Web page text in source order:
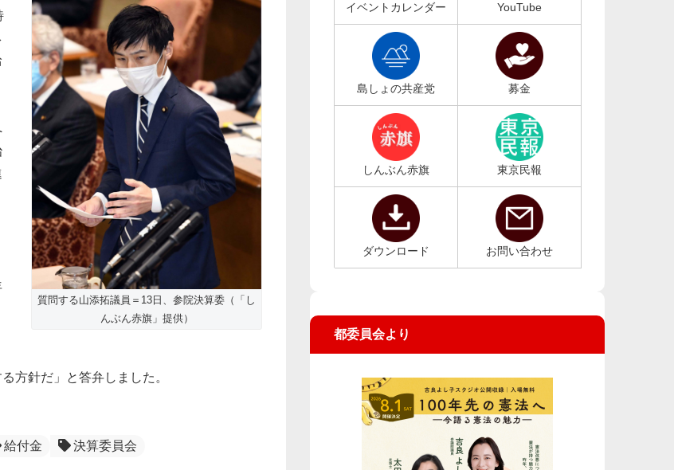
質問する山添拓議員＝13日、参院決算委（「し
んぶん赤旗」提供）
方針だ」と答弁しました。
給付金 決算委員会
イベントカレンダー YouTube
島しょの共産党 募金
しんぶん赤旗 東京民報
ダウンロード お問い合わせ
都委員会より